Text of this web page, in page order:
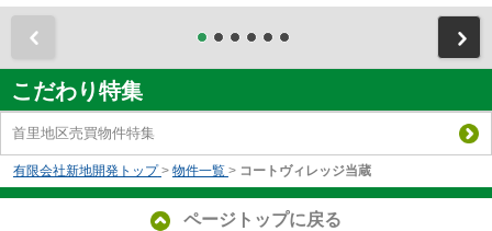
こだわり特集
首里地区売買物件特集
有限会社新地開発トップ > 物件一覧 > コートヴィレッジ当蔵
ページトップに戻る